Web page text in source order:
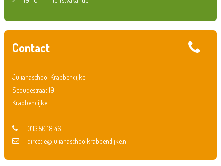
Contact
Julianaschool Krabbendijke
Scoudestraat 19
Krabbendijke
0113 50 18 46
directie@julianaschoolkrabbendijke.nl